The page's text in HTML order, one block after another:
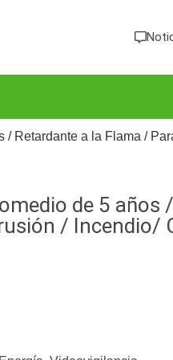
Retardante a la Flama /
de 5 años /
/ Incendio/